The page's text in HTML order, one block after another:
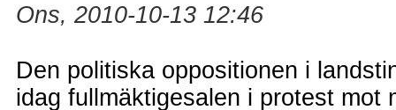
Ons, 2010-10-13 12:46
Den politiska oppositionen i
idag fullmäktigesalen i protest mot